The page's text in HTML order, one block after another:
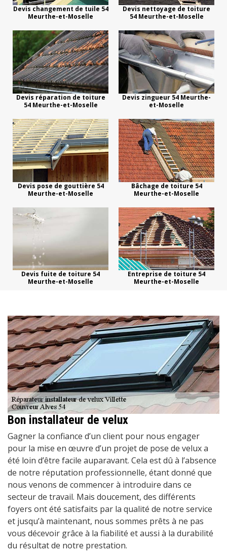
Devis changement de tuile 54
Meurthe-et-Moselle
Devis nettoyage de toiture
54 Meurthe-et-Moselle
Devis réparation de toiture
54 Meurthe-et-Moselle
Devis zingueur 54 Meurthe-
et-Moselle
Devis pose de gouttière 54
Meurthe-et-Moselle
Bâchage de toiture 54
Meurthe-et-Moselle
Devis fuite de toiture 54
Meurthe-et-Moselle
Entreprise de toiture 54
Meurthe-et-Moselle
Bon installateur de velux
Gagner la confiance d’un client pour nous engager
pour la mise en œuvre d’un projet de pose de velux a
été loin d’être facile auparavant. Cela est dû à l’absence
de notre réputation professionnelle, étant donné que
nous venons de commencer à introduire dans ce
secteur de travail. Mais doucement, des différents
foyers ont été satisfaits par la qualité de notre service
et jusqu’à maintenant, nous sommes prêts à ne pas
vous décevoir grâce à la fiabilité et aussi à la durabilité
du résultat de notre prestation.